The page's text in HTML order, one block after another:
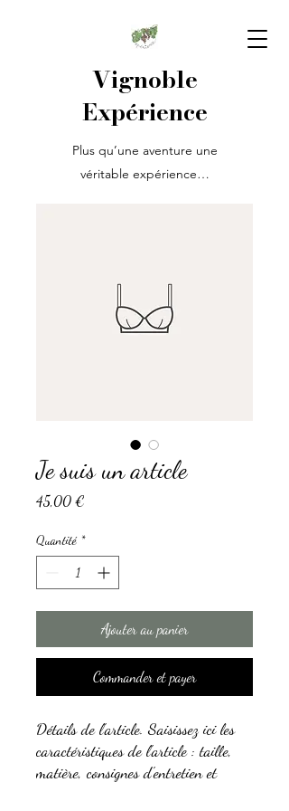
Vignoble
Expérience
Plus qu’une aventure une
véritable expérience…
Je suis un article
45,00 €
Quantité *
Ajouter au panier
Commander et payer
Détails de l'article. Saisissez ici les
caractéristiques de l'article : taille,
matière, consignes d'entretien et